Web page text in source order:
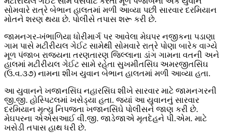
સોમવારે રાત્રે બેભાન હાલતમાં મળી આવ્યા પછી સારવાર દરમિયાન
મોતને શરણ થયા છે. પોલીસે તપાસ શરૂ કરી છે.
જામનગર-ખંભાળિયા ધોરીમાર્ગ પર આવેલા મેઘપર નજીકના પડાણા
ગામ પાસે મટીરીયલ ગેઈટ સામેથી સોમવારે રાત્રે પોણા બારેક વાગ્યે
મૂળ પંજાબ રાજ્યના તરણતારણ જિલ્લાના ડાંગ ગામના વતની અને
હાલમાં મટીરીયલ ગેઈટ સામે રહેતા સુખમીતસિંઘ અમરજીતસિંઘ
(ઉ.વ.૩૭) નામના શીખ યુવાન બેભાન હાલતમાં મળી આવ્યા હતા.
આ યુવાનને ખજાનસિંઘ નહારસિંઘ શીખે સારવાર માટે જામનગરની
જી.જી. હોસ્પિટલમાં ખસેડ્યા હતા. જ્યાં આ યુવાનનું સારવાર
દરમિયાન મૃત્યુ નિપજતા ખજાનસિંઘે પોલીસને જાણ કરી છે.
મેઘપરના એએસઆઈ વી.જી. જાડેજાએ મૃતદેહને પી.એમ. માટે
ખસેડી તપાસ હાથ ધરી છે.